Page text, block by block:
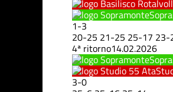
1-3
20-25 21-25 25-17 23-
4ª ritorno14.02.2026
3-0